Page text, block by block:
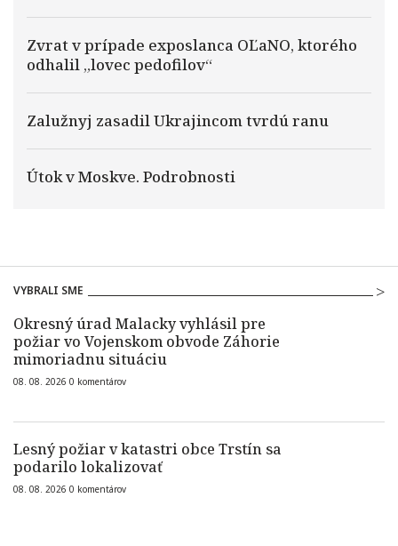
Zvrat v prípade exposlanca OĽaNO, ktorého
odhalil „lovec pedofilov“
Zalužnyj zasadil Ukrajincom tvrdú ranu
Útok v Moskve. Podrobnosti
VYBRALI SME
Okresný úrad Malacky vyhlásil pre
požiar vo Vojenskom obvode Záhorie
mimoriadnu situáciu
08. 08. 2026 0 komentárov
Lesný požiar v katastri obce Trstín sa
podarilo lokalizovať
08. 08. 2026 0 komentárov